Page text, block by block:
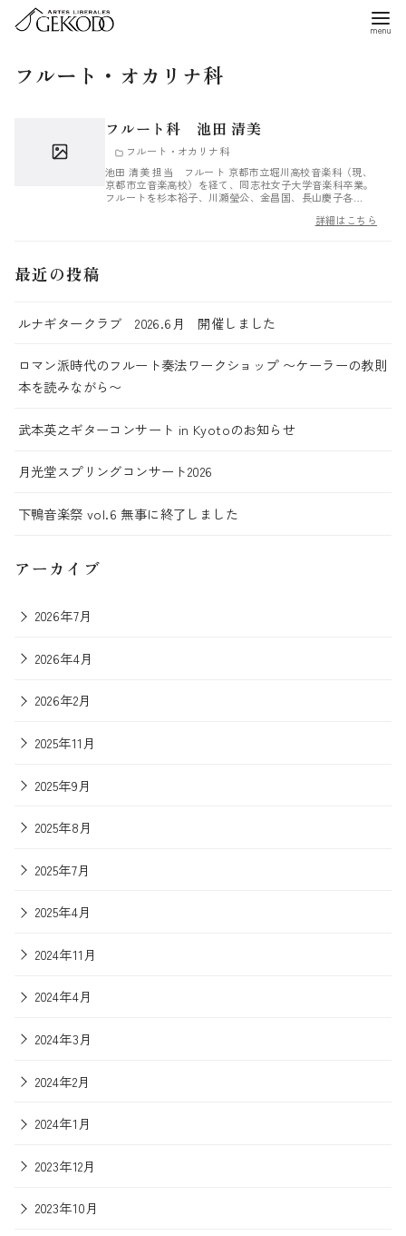
フルート・オカリナ科
フルート科 池田 清美
フルート・オカリナ科
池田 清美 担当 フルート 京都市立堀川高校音楽科（現、
京都市立音楽高校）を経て、同志社女子大学音楽科卒業。
フルートを杉本裕子、川瀬瑩公、金昌国、長山慶子各…
詳細はこちら
最近の投稿
ルナギタークラブ 2026.6月 開催しました
ロマン派時代のフルート奏法ワークショップ 〜ケーラーの教則
本を読みながら〜
武本英之ギターコンサート in Kyotoのお知らせ
月光堂スプリングコンサート2026
下鴨音楽祭 vol.6 無事に終了しました
アーカイブ
2026年7月
2026年4月
2026年2月
2025年11月
2025年9月
2025年8月
2025年7月
2025年4月
2024年11月
2024年4月
2024年3月
2024年2月
2024年1月
2023年12月
2023年10月